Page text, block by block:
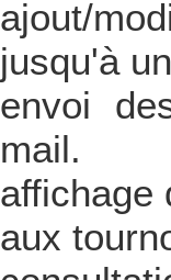
ajout/
jusqu'à
envoi
mail.
affichage
aux